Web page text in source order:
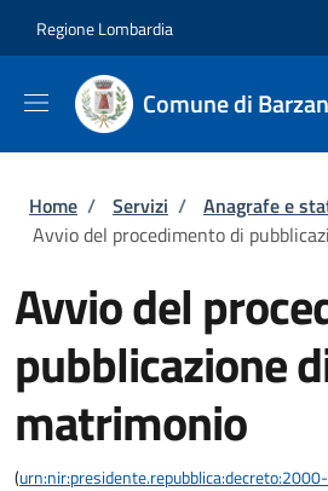
Regione Lombardia
Comune di
Briciole di pane
Home / Servizi / Anagrafe e
Avvio del procedimento di
Avvio del
pubblicazione
matrimonio
(